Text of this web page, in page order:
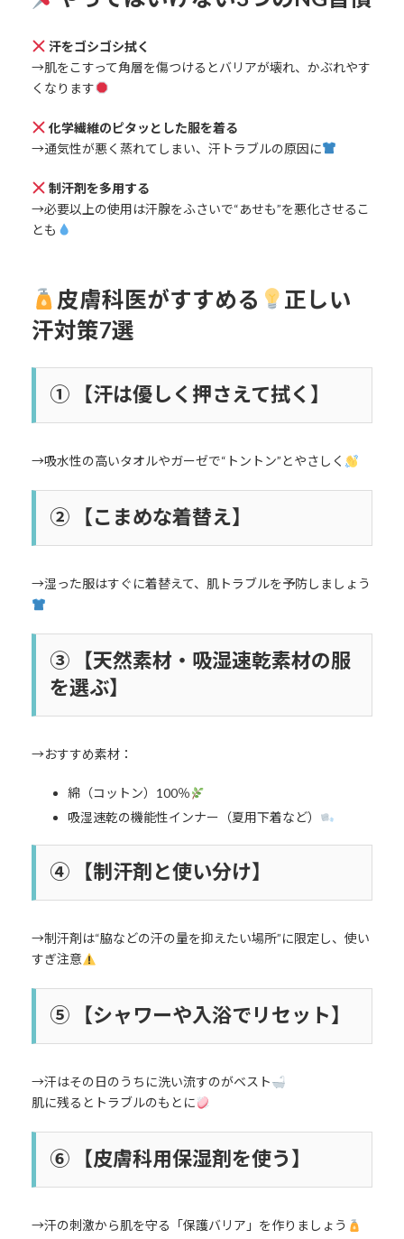
汗をゴシゴシ拭く
→肌をこすって角層を傷つけるとバリアが壊れ、かぶれやす
くなります
化学繊維のピタッとした服を着る
→通気性が悪く蒸れてしまい、汗トラブルの原因に
制汗剤を多用する
→必要以上の使用は汗腺をふさいで“あせも”を悪化させるこ
とも
皮膚科医がすすめる
正しい
汗対策7選
① 【汗は優しく押さえて拭く】
→吸水性の高いタオルやガーゼで“トントン”とやさしく
② 【こまめな着替え】
→湿った服はすぐに着替えて、肌トラブルを予防しましょう
③ 【天然素材・吸湿速乾素材の服
を選ぶ】
→おすすめ素材：
綿（コットン）100％
吸湿速乾の機能性インナー（夏用下着など）
④ 【制汗剤と使い分け】
→制汗剤は“脇などの汗の量を抑えたい場所”に限定し、使い
すぎ注意
⑤ 【シャワーや入浴でリセット】
→汗はその日のうちに洗い流すのがベスト
肌に残るとトラブルのもとに
⑥ 【皮膚科用保湿剤を使う】
→汗の刺激から肌を守る「保護バリア」を作りましょう